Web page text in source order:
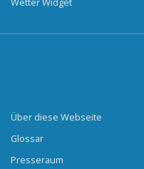
Über diese Webseite
Glossar
Presseraum